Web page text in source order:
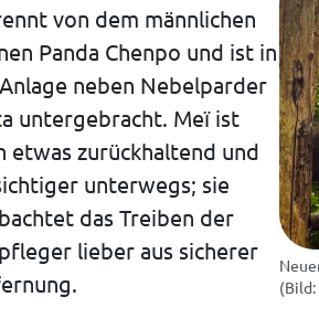
von dem männlichen
Panda Chenpo und ist in
neben Nebelparder
untergebracht. Meï ist
etwas zurückhaltend und
unterwegs; sie
das Treiben der
lieber aus sicherer